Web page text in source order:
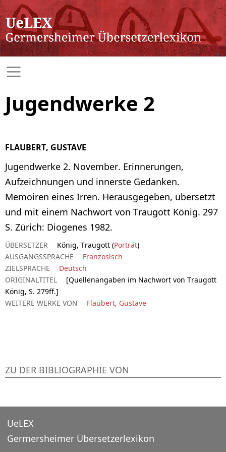
Jugendwerke 2
FLAUBERT, GUSTAVE
Jugendwerke 2. November. Erinnerungen,
Aufzeichnungen und innerste Gedanken.
Memoiren eines Irren. Herausgegeben, übersetzt
und mit einem Nachwort von Traugott König. 297
S. Zürich: Diogenes 1982.
ÜBERSETZER König, Traugott (Porträt)
AUSGANGSSPRACHE
Französisch
ZIELSPRACHE
Deutsch
ORIGINALTITEL
[Quellenangaben im Nachwort von Traugott
König, S. 279ff.]
WEITERE WERKE VON
Flaubert, Gustave
ZU DER BIBLIOGRAPHIE VON
UeLEX
Germersheimer Übersetzerlexikon